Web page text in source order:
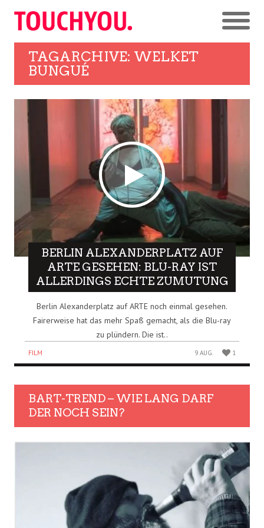
TAGARCHIVE: WELKET
BUNGUÉ
BERLIN ALEXANDERPLATZ AUF
ARTE GESEHEN: BLU-RAY IST
ALLERDINGS ECHTE ZUMUTUNG
Berlin Alexanderplatz auf ARTE noch einmal gesehen.
Fairerweise hat das mehr Spaß gemacht, als die Blu-ray
zu plündern. Die ist..
FILM 9 AUG. 1
BART-TREND – WIE LANG DARF
DER NOCH SEIN?